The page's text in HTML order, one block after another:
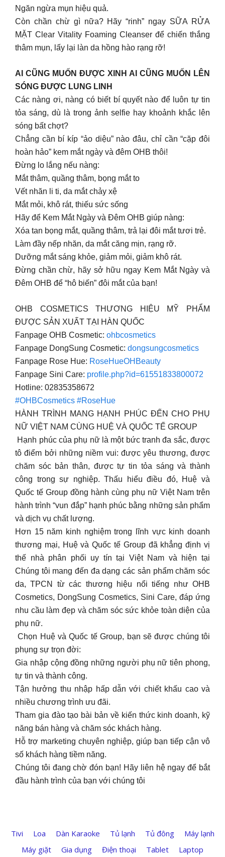
Ngăn ngừa mụn hiệu quả.
Còn chần chừ gì nữa? Hãy “rinh” ngay SỮA RỬA
MẶT Clear Vitality Foaming Cleanser để chiến thắng
thâm mụn, lấy lại làn da hồng hào rạng rỡ!
AI CŨNG MUỐN ĐƯỢC XINH AI CŨNG MUỐN LÊN
SÓNG ĐƯỢC LUNG LINH
Các nàng ơi, nàng có biết bí quyết nào để luôn tự tin
tỏa sáng, dù là trong ảnh selfie hay khoảnh khắc lên
sóng bất chợt?
Chẳng cần bí kíp “ảo diệu” nào đâu, chỉ cần “cặp đôi
hoàn hảo” kem mắt ngày và đêm OHB thôi!
Đừng lo lắng nếu nàng:
Mắt thâm, quầng thâm, bọng mắt to
Vết nhăn li ti, da mắt chảy xệ
Mắt mỏi, khô rát, thiếu sức sống
Hãy để Kem Mắt Ngày và Đêm OHB giúp nàng:
Xóa tan bọng mắt, quầng thâm, trả lại đôi mắt tươi trẻ.
Làm đầy nếp nhăn, da mắt căng mịn, rạng rỡ.
Dưỡng mắt sáng khỏe, giảm mỏi, giảm khô rát.
Đừng chần chừ, hãy sở hữu ngay Kem Mắt Ngày và
Đêm OHB để “hô biến” đôi mắt của bạn!
OHB COSMETICS THƯƠNG HIỆU MỸ PHẨM
ĐƯỢC SẢN XUẤT TẠI HÀN QUỐC
Fanpage OHB Cosmetic: ohbcosmetics
Fanpage DongSung Cosmetic: dongsungcosmetics
Fanpage Rose Hue: RoseHueOHBeauty
Fanpage Sini Care: profile.php?id=61551833800072
Hotline: 02835358672
#OHBCosmetics #RoseHue
HÀNH TRÌNH MANG HẠNH PHÚC ĐẾN CHO PHỤ
NỮ VIỆT NAM CÙNG HUỆ VÀ QUỐC TẾ GROUP
️ Hạnh phúc của phụ nữ là một bức tranh đa sắc, được
tô điểm bởi những niềm vui: được yêu thương, được
chăm sóc bản thân, được tự tin tỏa sáng và thành
công trong sự nghiệp. Thấu hiểu điều đó, Huệ và
Quốc tế Group đồng hành cùng phụ nữ Việt Nam trên
hành trình “vun đắp” hạnh phúc bằng những sản phẩm
và dịch vụ chất lượng.
Hơn 15 năm kinh nghiệm trong lĩnh vực kinh doanh
thương mại, Huệ và Quốc tế Group đã khẳng định vị
thế nhà phân phối uy tín tại Việt Nam và hiện tại
Chúng tôi mang đến đa dạng các sản phẩm chăm sóc
da, TPCN từ các thương hiệu nổi tiếng như OHB
Cosmetics, DongSung Cosmetics, Sini Care, đáp ứng
nhu cầu làm đẹp và chăm sóc sức khỏe toàn diện của
phụ nữ.
️ Chọn Huệ và Quốc tế Group, bạn sẽ được chúng tôi
phụng sự trọn đời:
Gia nhập cộng đồng những người phụ nữ tiên phong,
tự tin và thành công.
Tận hưởng thu nhập hấp dẫn với chiết khấu cao và
nhiều chương trình ưu đãi.
Tham gia đào tạo bài bản về kiến thức kinh doanh, kỹ
năng bán hàng và chăm sóc khách hàng.
Hỗ trợ marketing chuyên nghiệp, giúp bạn tiếp cận vô
số khách hàng tiềm năng.
Chúng tôi đang chờ đón bạn! Hãy liên hệ ngay để bắt
đầu hành trình của bạn với chúng tôi
Tivi Loa Dàn Karaoke Tủ lạnh Tủ đông
Máy lạnh
Máy giặt
Gia dụng Điện thoại Tablet Laptop